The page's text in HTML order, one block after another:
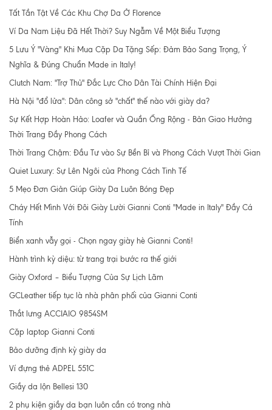
Tất Tần Tật Về Các Khu Chợ Da Ở Florence
Ví Da Nam Liệu Đã Hết Thời? Suy Ngẫm Về Một Biểu Tượng
5 Lưu Ý "Vàng" Khi Mua Cặp Da Tặng Sếp: Đảm Bảo Sang Trọng, Ý
Nghĩa & Đúng Chuẩn Made in Italy!
Clutch Nam: "Trợ Thủ" Đắc Lực Cho Dân Tài Chính Hiện Đại
Hà Nội "đổ lửa": Dân công sở "chất" thế nào với giày da?
Sự Kết Hợp Hoàn Hảo: Loafer và Quần Ống Rộng - Bản Giao Hưởng
Thời Trang Đầy Phong Cách
Thời Trang Chậm: Đầu Tư vào Sự Bền Bỉ và Phong Cách Vượt Thời Gian
Quiet Luxury: Sự Lên Ngôi của Phong Cách Tinh Tế
5 Mẹo Đơn Giản Giúp Giày Da Luôn Bóng Đẹp
Cháy Hết Mình Với Đôi Giày Lười Gianni Conti "Made in Italy" Đầy Cá
Tính
Biển xanh vẫy gọi - Chọn ngay giày hè Gianni Conti!
Hành trình kỳ diệu: từ trang trại bước ra thế giới
Giày Oxford – Biểu Tượng Của Sự Lịch Lãm
GCLeather tiếp tục là nhà phân phối của Gianni Conti
Thắt lưng ACCIAIO 9854SM
Cặp laptop Gianni Conti
Bảo dưỡng định kỳ giày da
Ví đựng thẻ ADPEL 551C
Giầy da lộn Bellesi 130
2 phụ kiện giầy da bạn luôn cần có trong nhà